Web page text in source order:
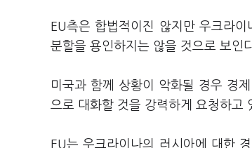
EU측은 합법적이진 않지만 우크라
분할을 용인하지는 않을 것으로 보인
미국과 함께 상황이 악화될 경우 경
으로 대화할 것을 강력하게 요청하고
EU는 우크라이나의 러시아에 대한